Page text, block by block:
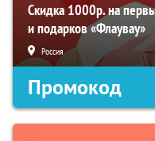
Скидка 1000р. на
и подарков «Флаувау»
Россия
Промокод